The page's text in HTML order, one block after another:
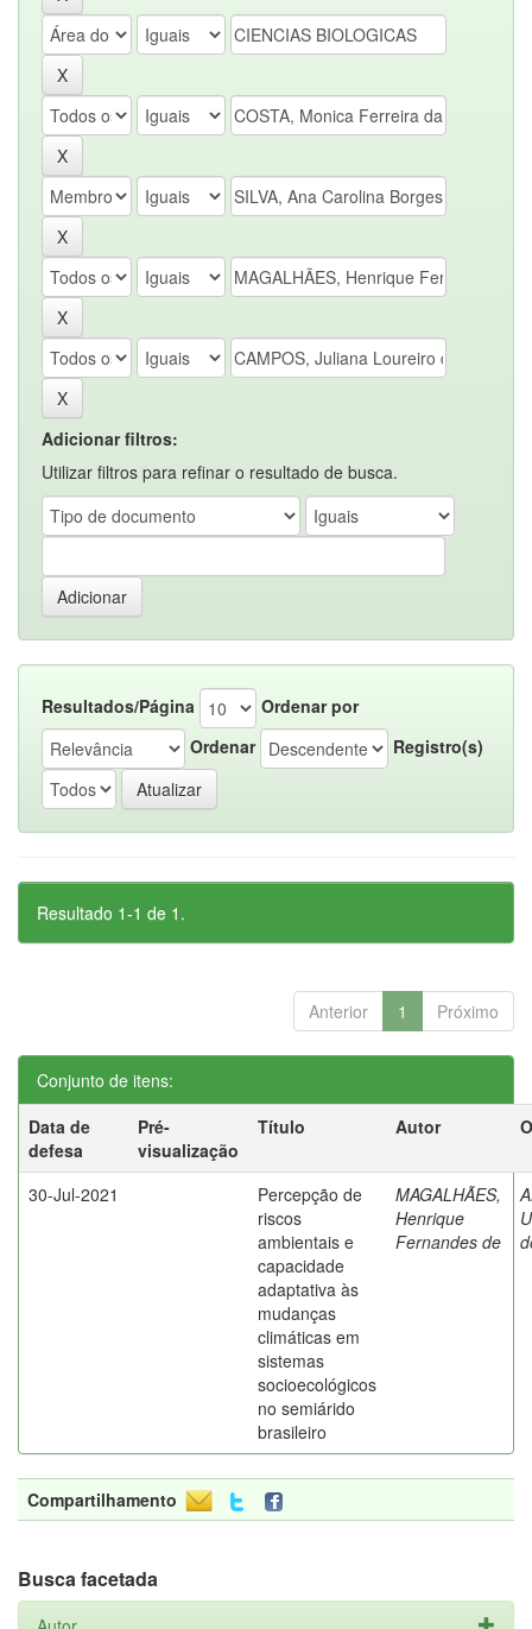
Adicionar filtros:
Utilizar filtros para refinar o resultado de busca.
Resultados/Página
Ordenar por
Ordenar
Registro(s)
Resultado 1-1 de 1.
Anterior 1 Próximo
Conjunto de itens:
Data de
defesa
Pré-
visualização
Título Autor
30-Jul-2021
Percepção de
riscos
ambientais e
capacidade
adaptativa às
mudanças
climáticas em
sistemas
socioecológicos
no semiárido
brasileiro
MAGALHÃES,
Henrique
Fernandes de
Compartilhamento
Busca facetada